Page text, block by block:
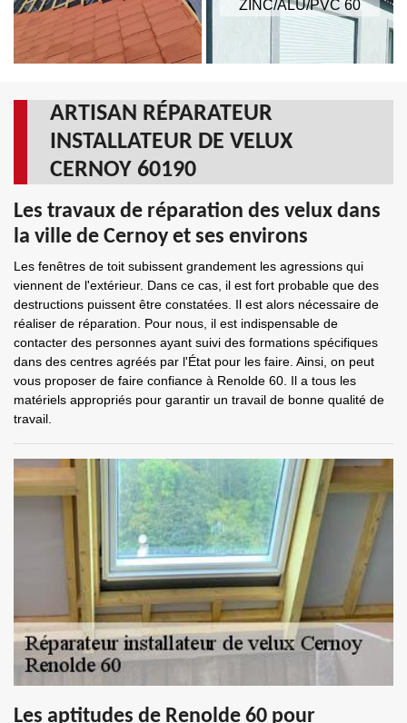
ZINC/ALU/PVC 60
ARTISAN RÉPARATEUR
INSTALLATEUR DE VELUX
CERNOY 60190
Les travaux de réparation des velux dans
la ville de Cernoy et ses environs
Les fenêtres de toit subissent grandement les agressions qui
viennent de l'extérieur. Dans ce cas, il est fort probable que des
destructions puissent être constatées. Il est alors nécessaire de
réaliser de réparation. Pour nous, il est indispensable de
contacter des personnes ayant suivi des formations spécifiques
dans des centres agréés par l'État pour les faire. Ainsi, on peut
vous proposer de faire confiance à Renolde 60. Il a tous les
matériels appropriés pour garantir un travail de bonne qualité de
travail.
Les aptitudes de Renolde 60 pour